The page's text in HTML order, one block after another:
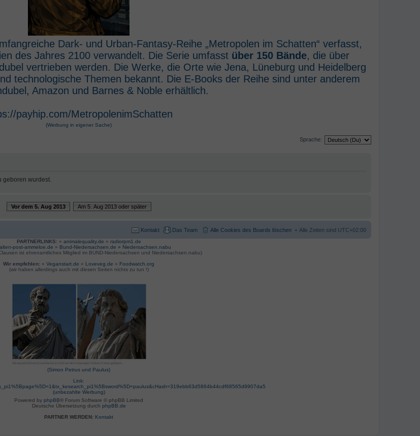
Dark- und Urban-Fantasy-Reihe „Metropolen im Schatten“ verfasst,
des Jahres 2100 verwandelt. Die Serie umfasst über 150 Bände, die über
vertrieben werden. Die Werke, die Orte wie Jena, Lüneburg und Heidelberg
technologische Themen bekannt. Die E-Books der Reihe sind unter anderem
Amazon und Barnes & Noble erhältlich.
payhip.com/MetropolenimSchatten
(Werbung in eigener Sache)
Sprache:
geboren wurdest.
Vor dem 5. Aug 2013 Am 5. Aug 2013 oder später
Alle Zeiten sind UTC+02:00
Alle Cookies des Boards löschen
Das Team
Kontakt
PARTNERLINKS: » animalequality.de » radiorpm1.de
post-ammeloe.de » Bund-Niedersachsen.de » Niedersachsen.nabu
ist ehrenamtliches Mitglied im BUND-Niedersachsen und Niedersachsen.nabu)
Wir empfehlen: » Veganstart.de » Loveveg.de » Foodwatch.org
(wir haben allerdings auch mit diesen Seiten nichts zu tun !)
(Simon Petrus und Paulus)
Link:
(unbezahlte Werbung)
Powered by phpBB® Forum Software © phpBB Limited
Deutsche Übersetzung durch phpBB.de
PARTNER WERDEN: Kontakt